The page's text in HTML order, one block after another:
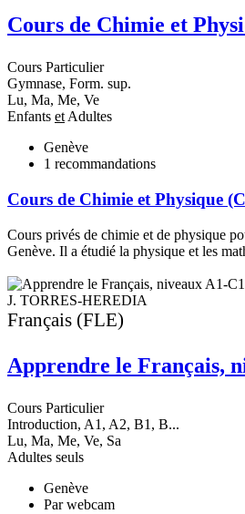
Cours de Chimie et
Cours Particulier
Gymnase, Form. sup.
Lu, Ma, Me, Ve
Enfants et Adultes
Genève
1 recommandations
Cours de Chimie et Physique
Cours privés de chimie et de physique
Genève. Il a étudié la physique et les
J. TORRES-HEREDIA
Français (FLE)
Apprendre le Français,
Cours Particulier
Introduction, A1, A2, B1, B...
Lu, Ma, Me, Ve, Sa
Adultes seuls
Genève
Par webcam